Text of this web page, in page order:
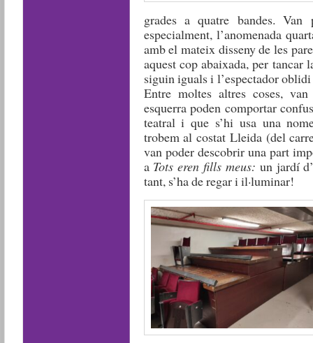
grades a quatre bandes.
especialment, l’anomenada
amb el mateix disseny de les
aquest cop abaixada, per tancar
siguin iguals i l’espectador
Entre moltes altres coses,
esquerra poden comportar
teatral i que s’hi usa una
trobem al costat Lleida (del
van poder descobrir una part
a Tots eren fills meus: un jardí
tant, s’ha de regar i il·luminar!